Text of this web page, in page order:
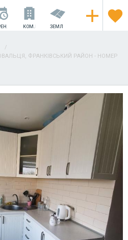
КОМ.НЕРУХОМІСТЬ
ЗЕМЛЯ
ФРАНКІВСЬКИЙ РАЙОН - НОМЕР